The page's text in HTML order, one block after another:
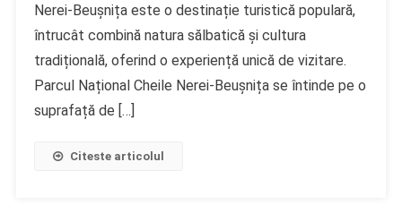
Nerei-Beușnița este o destinație turistică populară,
întrucât combină natura sălbatică și cultura
tradițională, oferind o experiență unică de vizitare.
Parcul Național Cheile Nerei-Beușnița se întinde pe o
suprafață de […]
Citeste articolul